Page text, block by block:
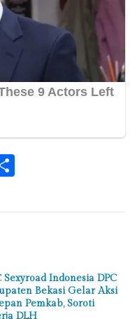
Sexyroad Indonesia DPC
Bekasi Gelar Aksi
Pemkab, Soroti
DLH